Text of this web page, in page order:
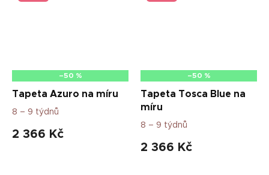
–50 %
Tapeta Azuro na míru
8 – 9 týdnů
2 366 Kč
–50 %
Tapeta Tosca Blue na
míru
8 – 9 týdnů
2 366 Kč